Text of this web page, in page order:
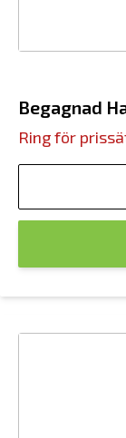
Begagnad
Ring för